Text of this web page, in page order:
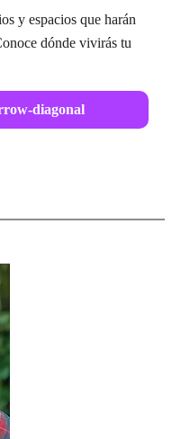
y espacios que harán
dónde vivirás tu